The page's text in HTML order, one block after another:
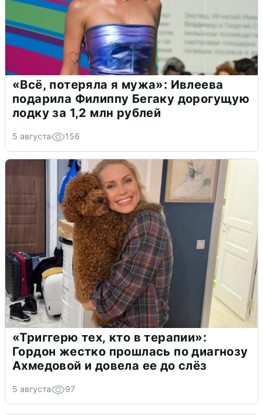
«Всё, потеряла я мужа»: Ивлеева
подарила Филиппу Бегаку дорогущую
лодку за 1,2 млн рублей
5 августа 156
«Триггерю тех, кто в терапии»:
Гордон жестко прошлась по диагнозу
Ахмедовой и довела ее до слёз
5 августа 97